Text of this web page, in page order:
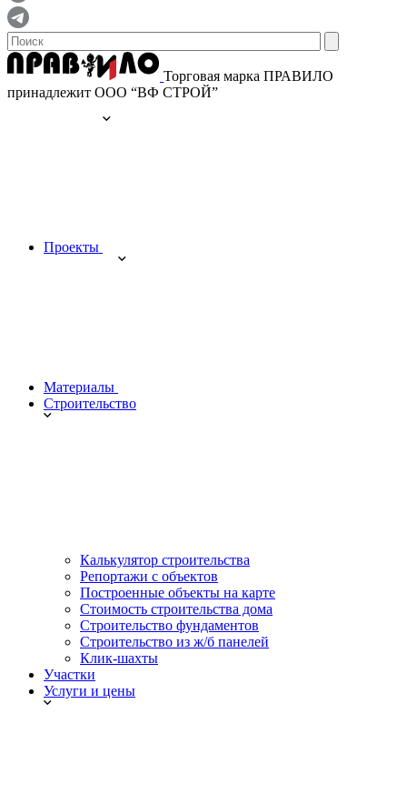
Торговая марка ПРАВИЛО
принадлежит ООО “ВФ СТРОЙ”
Проекты
Материалы
Строительство
Калькулятор строительства
Репортажи с объектов
Построенные объекты на карте
Стоимость строительства дома
Строительство фундаментов
Строительство из ж/б панелей
Клик-шахты
Участки
Услуги и цены